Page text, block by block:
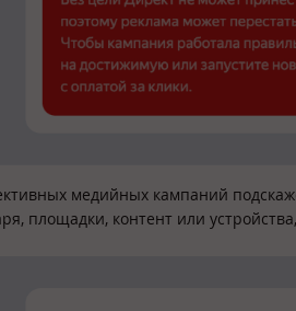
медийных кампаний
площадки, контент или